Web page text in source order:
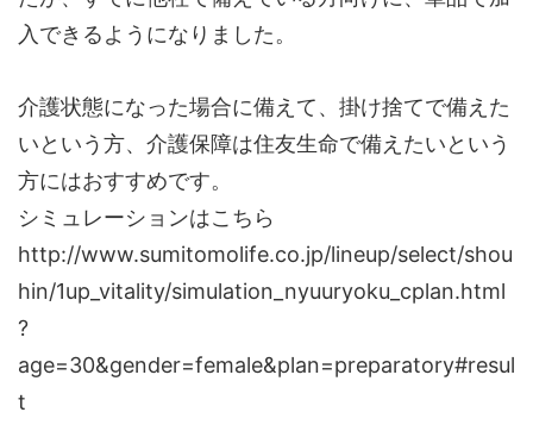
入できるようになりました。
介護状態になった場合に備えて、掛け捨てで備えた
いという方、介護保障は住友生命で備えたいという
方にはおすすめです。
シミュレーションはこちら
http://www.sumitomolife.co.jp/lineup/select/shou
hin/1up_vitality/simulation_nyuuryoku_cplan.html
?
age=30&gender=female&plan=preparatory#resul
t